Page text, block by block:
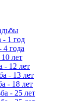
- 1 год
4 года
лет
- 12 лет
- 13 лет
- 18 лет
- 25 лет